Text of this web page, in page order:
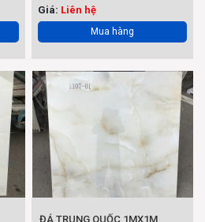
Giá: Liên hệ
Mua hàng
ĐÁ TRUNG QUỐC 1MX1M